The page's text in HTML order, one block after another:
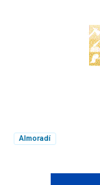
Almoradí